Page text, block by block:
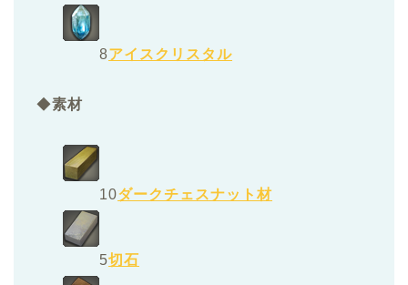
8アイスクリスタル
◆素材
10ダークチェスナット材
5切石